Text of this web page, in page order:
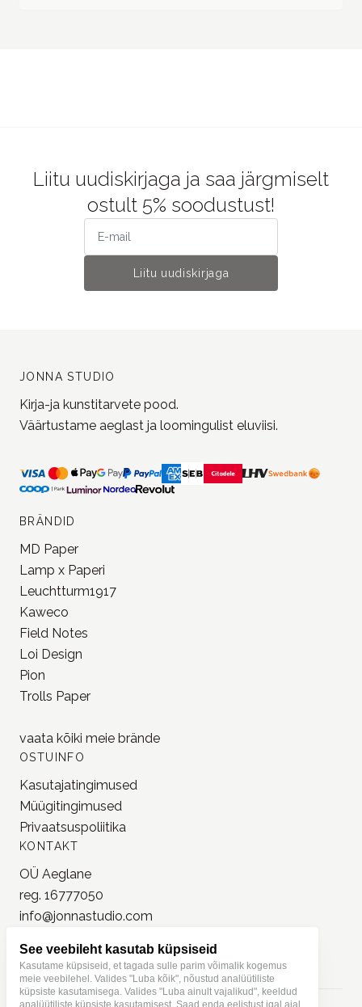
Liitu uudiskirjaga ja saa järgmiselt
ostult 5% soodustust!
Liitu uudiskirjaga
JONNA STUDIO
Kirja-ja kunstitarvete pood.
Väärtustame aeglast ja loomingulist eluviisi.
BRÄNDID
MD Paper
Lamp x Paperi
Leuchtturm1917
Kaweco
Field Notes
Loi Design
Pion
Trolls Paper
vaata kõiki meie brände
OSTUINFO
Kasutajatingimused
Müügitingimused
Privaatsuspoliitika
KONTAKT
OÜ Aeglane
reg. 16777050
info@jonnastudio.com
Instagram
See veebileht kasutab küpsiseid
Kasutame küpsiseid, et tagada sulle parim võimalik kogemus
meie veebilehel. Valides "Luba kõik", nõustud analüütiliste
küpsiste kasutamisega. Valides "Luba ainult vajalikud", keeldud
analüütiliste küpsiste kasutamisest. Saad enda eelistust igal ajal